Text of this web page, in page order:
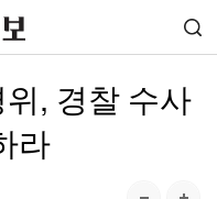
위, 경찰 수사
라